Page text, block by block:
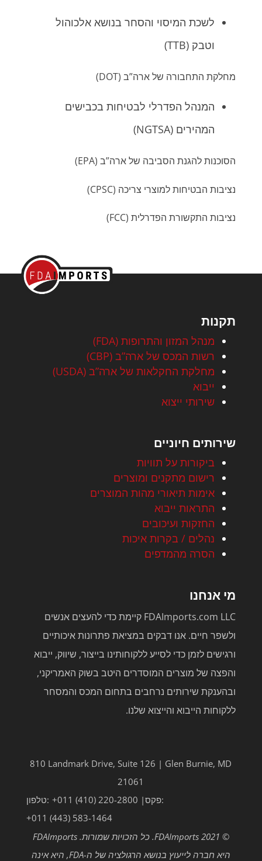
לשכת המיסוי והסחר בנושא אלכוהול
וטבק (TTB)
מחלקת התחבורה של ארה”ב (DOT)
המנהל הפדרלי לבטיחות בכבישים
המהירים (NGTSA)
הסוכנות להגנת הסביבה של ארה”ב (EPA)
נציבות הבטיחות למוצרי צריכה (CPSC)
נציבות התקשורת הפדרלית (FCC)
תקנות
מנהל המזון והתרופות (FDA)
רשות המכס של ארה”ב (CBP)
מחלקת החקלאות של ארה”ב (USDA)
ייבוא
שירותי ייצוא
שירותים חיוניים
ביקורות על תוויות
רישום מתקנים ומוצרים
אימות תיאורי מהות המוצרים
התראות ייבוא
החזקות ועיכובים
נהלים / בקרות איכות
הסרה מהמדפים
מי אנחנו
FDAImports.com LLC קיימת כדי להעצים אנשים
ולשפר חיים. אנו דבקים במציאת פתרונות איכותיים
ורגישים לזמן כדי לסייע ללקוחותינו בייצור, שיווק, ייבוא
והפצה של מוצרים המוסדרים היטב בשוק האמריקני,
ובהענקת שירותים נרחבים בתחום המכס והמסחר
ללקוחות הייבוא והייצוא שלנו.
810 Landmark Drive, Suite 126 | Glen Burnie, MD
21061
טלפון: +011 (410) 220-2800 |
פקס:
+011 (443) 583-1464
© 2021 FDAImports. כל הזכויות שמורות. FDAImports
היא חברה לייעוץ בנושא הרגולציה של ה-FDA, היא אינה